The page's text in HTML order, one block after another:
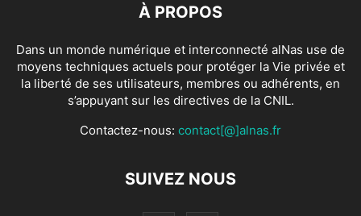
À PROPOS
Dans un monde numérique et interconnecté alNas use de
moyens techniques actuels pour protéger la Vie privée et
la liberté de ses utilisateurs, membres ou adhérents, en
s’appuyant sur les directives de la CNIL.
Contactez-nous: contact[@]alnas.fr
SUIVEZ NOUS